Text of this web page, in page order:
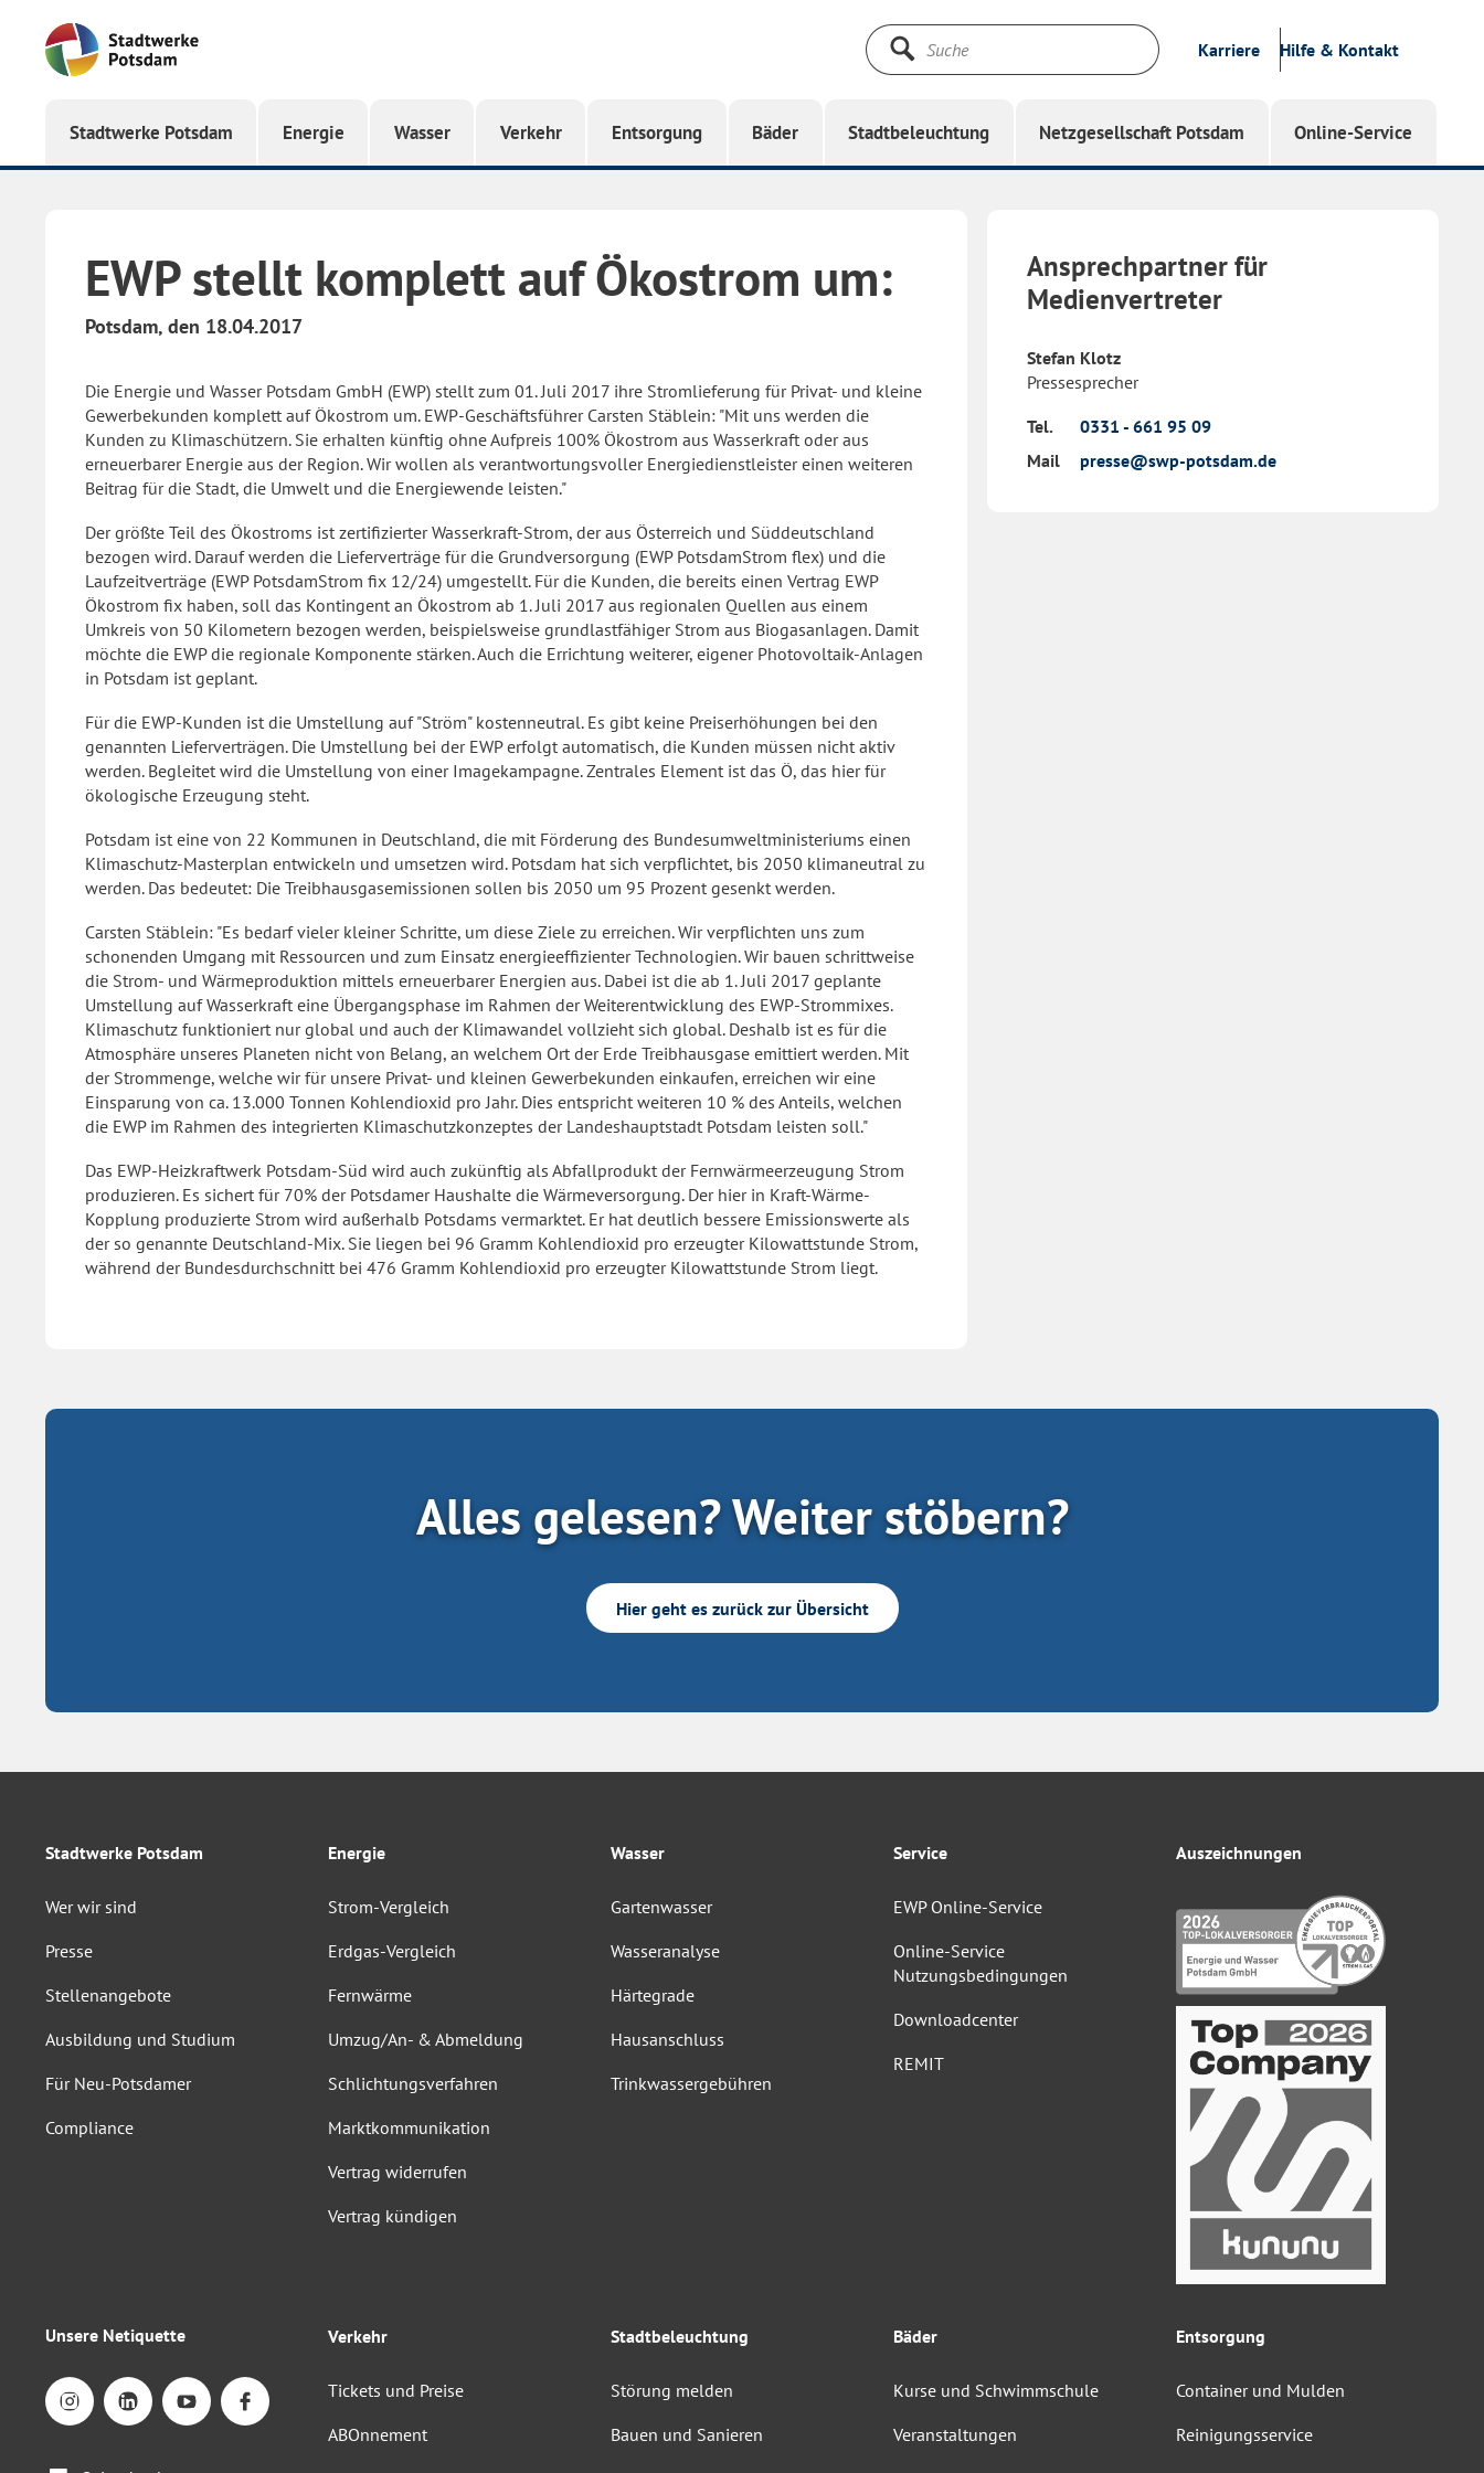
Startseite
Suche
Karriere Hilfe & Kontakt
Stadtwerke Potsdam Energie Wasser Verkehr Entsorgung Bäder Stadtbeleuchtung Netzgesellschaft Potsdam Online-Service
EWP stellt komplett auf Ökostrom um:
Potsdam, den 18.04.2017
Die Energie und Wasser Potsdam GmbH (EWP) stellt zum 01. Juli 2017 ihre Stromlieferung für Privat- und kleine
Gewerbekunden komplett auf Ökostrom um. EWP-Geschäftsführer Carsten Stäblein: "Mit uns werden die
Kunden zu Klimaschützern. Sie erhalten künftig ohne Aufpreis 100% Ökostrom aus Wasserkraft oder aus
erneuerbarer Energie aus der Region. Wir wollen als verantwortungsvoller Energiedienstleister einen weiteren
Beitrag für die Stadt, die Umwelt und die Energiewende leisten."
Der größte Teil des Ökostroms ist zertifizierter Wasserkraft-Strom, der aus Österreich und Süddeutschland
bezogen wird. Darauf werden die Lieferverträge für die Grundversorgung (EWP PotsdamStrom flex) und die
Laufzeitverträge (EWP PotsdamStrom fix 12/24) umgestellt. Für die Kunden, die bereits einen Vertrag EWP
Ökostrom fix haben, soll das Kontingent an Ökostrom ab 1. Juli 2017 aus regionalen Quellen aus einem
Umkreis von 50 Kilometern bezogen werden, beispielsweise grundlastfähiger Strom aus Biogasanlagen. Damit
möchte die EWP die regionale Komponente stärken. Auch die Errichtung weiterer, eigener Photovoltaik-Anlagen
in Potsdam ist geplant.
Für die EWP-Kunden ist die Umstellung auf "Ström" kostenneutral. Es gibt keine Preiserhöhungen bei den
genannten Lieferverträgen. Die Umstellung bei der EWP erfolgt automatisch, die Kunden müssen nicht aktiv
werden. Begleitet wird die Umstellung von einer Imagekampagne. Zentrales Element ist das Ö, das hier für
ökologische Erzeugung steht.
Potsdam ist eine von 22 Kommunen in Deutschland, die mit Förderung des Bundesumweltministeriums einen
Klimaschutz-Masterplan entwickeln und umsetzen wird. Potsdam hat sich verpflichtet, bis 2050 klimaneutral zu
werden. Das bedeutet: Die Treibhausgasemissionen sollen bis 2050 um 95 Prozent gesenkt werden.
Carsten Stäblein: "Es bedarf vieler kleiner Schritte, um diese Ziele zu erreichen. Wir verpflichten uns zum
schonenden Umgang mit Ressourcen und zum Einsatz energieeffizienter Technologien. Wir bauen schrittweise
die Strom- und Wärmeproduktion mittels erneuerbarer Energien aus. Dabei ist die ab 1. Juli 2017 geplante
Umstellung auf Wasserkraft eine Übergangsphase im Rahmen der Weiterentwicklung des EWP-Strommixes.
Klimaschutz funktioniert nur global und auch der Klimawandel vollzieht sich global. Deshalb ist es für die
Atmosphäre unseres Planeten nicht von Belang, an welchem Ort der Erde Treibhausgase emittiert werden. Mit
der Strommenge, welche wir für unsere Privat- und kleinen Gewerbekunden einkaufen, erreichen wir eine
Einsparung von ca. 13.000 Tonnen Kohlendioxid pro Jahr. Dies entspricht weiteren 10 % des Anteils, welchen
die EWP im Rahmen des integrierten Klimaschutzkonzeptes der Landeshauptstadt Potsdam leisten soll."
Das EWP-Heizkraftwerk Potsdam-Süd wird auch zukünftig als Abfallprodukt der Fernwärmeerzeugung Strom
produzieren. Es sichert für 70% der Potsdamer Haushalte die Wärmeversorgung. Der hier in Kraft-Wärme-
Kopplung produzierte Strom wird außerhalb Potsdams vermarktet. Er hat deutlich bessere Emissionswerte als
der so genannte Deutschland-Mix. Sie liegen bei 96 Gramm Kohlendioxid pro erzeugter Kilowattstunde Strom,
während der Bundesdurchschnitt bei 476 Gramm Kohlendioxid pro erzeugter Kilowattstunde Strom liegt.
Ansprechpartner für
Medienvertreter
Stefan Klotz
Pressesprecher
Tel.
0331 - 661 95 09
Mail
presse@swp-potsdam.de
Alles gelesen? Weiter stöbern?
Hier geht es zurück zur Übersicht
Stadtwerke Potsdam
Wer wir sind
Presse
Stellenangebote
Ausbildung und Studium
Für Neu-Potsdamer
Compliance
Energie
Strom-Vergleich
Erdgas-Vergleich
Fernwärme
Umzug/An- & Abmeldung
Schlichtungsverfahren
Marktkommunikation
Vertrag widerrufen
Vertrag kündigen
Wasser
Gartenwasser
Wasseranalyse
Härtegrade
Hausanschluss
Trinkwassergebühren
Verkehr
Tickets und Preise
ABOnnement
Bäder
Kurse und Schwimmschule
Veranstaltungen
Entsorgung
Container und Mulden
Reinigungsservice
Stadtbeleuchtung
Störung melden
Bauen und Sanieren
Service
EWP Online-Service
Online-Service
Nutzungsbedingungen
Downloadcenter
REMIT
Auszeichnungen
Unsere Netiquette